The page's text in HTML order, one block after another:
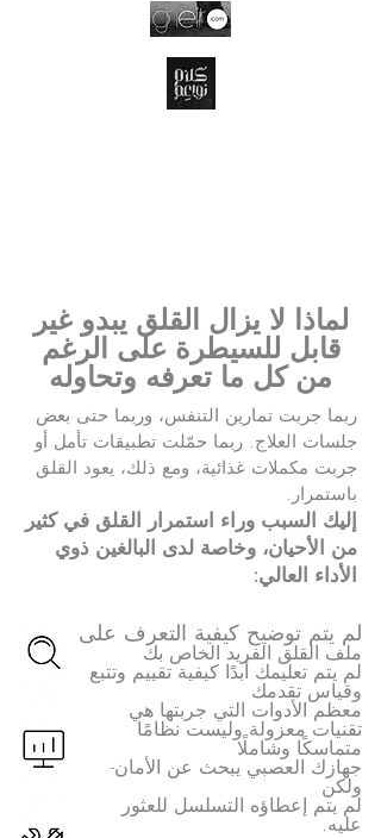
لماذا لا يزال القلق يبدو غير
قابل للسيطرة على الرغم
من كل ما تعرفه وتحاوله
ربما جربت تمارين التنفس، وربما حتى بعض
جلسات العلاج. ربما حمّلت تطبيقات تأمل أو
جربت مكملات غذائية، ومع ذلك، يعود القلق
باستمرار.
إليك السبب وراء استمرار القلق في كثير
من الأحيان، وخاصة لدى البالغين ذوي
الأداء العالي:
لم يتم توضيح كيفية التعرف على
ملف القلق الفريد الخاص بك
لم يتم تعليمك أبدًا كيفية تقييم وتتبع
وقياس تقدمك
معظم الأدوات التي جربتها هي
تقنيات معزولة وليست نظامًا
متماسكًا وشاملًا
جهازك العصبي يبحث عن الأمان-
ولكن
لم يتم إعطاؤه التسلسل للعثور
عليه.